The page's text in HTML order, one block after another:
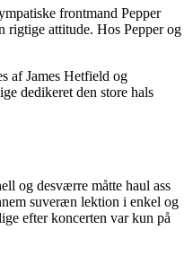
frontmand Pepper
rigtige attitude. Hos Pepper og
af James Hetfield og
dedikeret den store hals
og desværre måtte haul ass
suveræn lektion i enkel og
efter koncerten var kun på